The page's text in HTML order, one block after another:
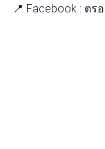
📍 Facebook : ต